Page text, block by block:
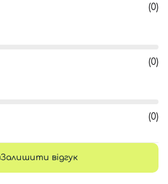
(0)
(0)
(0)
Залишити відгук